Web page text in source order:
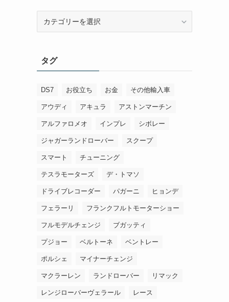
ータグ
DS7 お役立ち お金 その他輸入車
アウディ アキュラ アストンマーチン
アルファロメオ インプレ シボレー
ジャガーランドローバー スクープ
スマート チューニング
テスラモーターズ デ・トマソ
ドライブレコーダー パガーニ ヒョンデ
フェラーリ フランクフルトモーターショー
フルモデルチェンジ ブガッティ
プジョー ベルトーネ ベントレー
ポルシェ マイナーチェンジ
マクラーレン ランドローバー リマック
レンジローバーヴェラール レース